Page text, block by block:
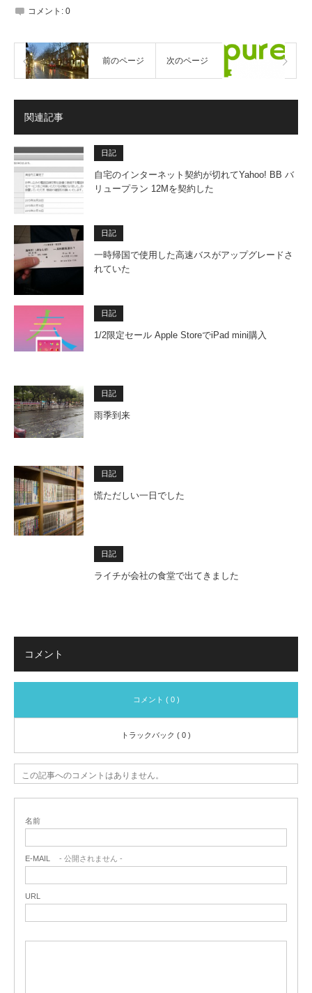
コメント: 0
前のページ 次のページ
関連記事
日記
自宅のインターネット契約が切れてYahoo! BB バ
リュープラン 12Mを契約した
日記
一時帰国で使用した高速バスがアップグレードさ
れていた
日記
1/2限定セール Apple StoreでiPad mini購入
日記
雨季到来
日記
慌ただしい一日でした
日記
ライチが会社の食堂で出てきました
コメント
コメント ( 0 )
トラックバック ( 0 )
この記事へのコメントはありません。
名前
E-MAIL - 公開されません -
URL